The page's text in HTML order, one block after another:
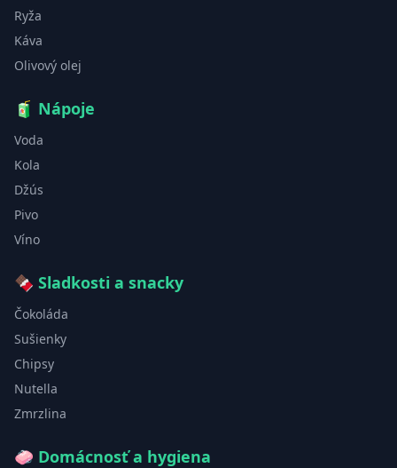
Ryža
Káva
Olivový olej
🧃 Nápoje
Voda
Kola
Džús
Pivo
Víno
🍫 Sladkosti a snacky
Čokoláda
Sušienky
Chipsy
Nutella
Zmrzlina
🧼 Domácnosť a hygiena